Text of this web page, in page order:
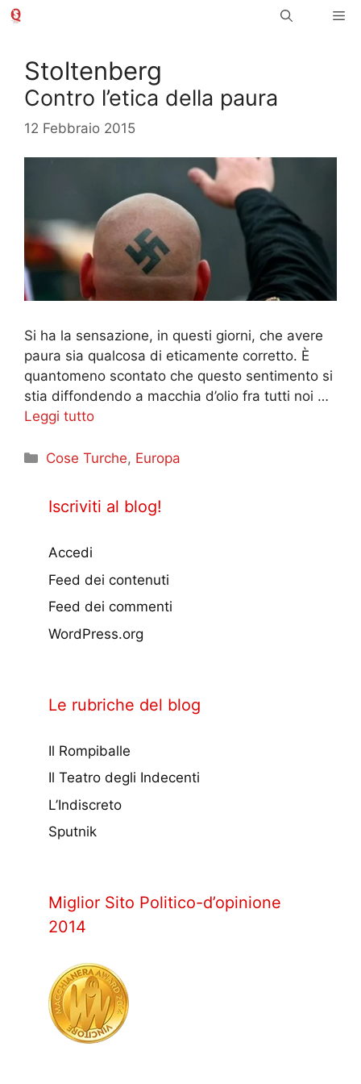
Vai
Stoltenberg
Contro l’etica della paura
12 Febbraio 2015
Si ha la sensazione, in questi giorni, che avere
paura sia qualcosa di eticamente corretto. È
quantomeno scontato che questo sentimento si
stia diffondendo a macchia d’olio fra tutti noi …
Leggi tutto
Categorie
Cose Turche, Europa
Iscriviti al blog!
Accedi
Feed dei contenuti
Feed dei commenti
WordPress.org
Le rubriche del blog
Il Rompiballe
Il Teatro degli Indecenti
L’Indiscreto
Sputnik
Miglior Sito Politico-d’opinione
2014